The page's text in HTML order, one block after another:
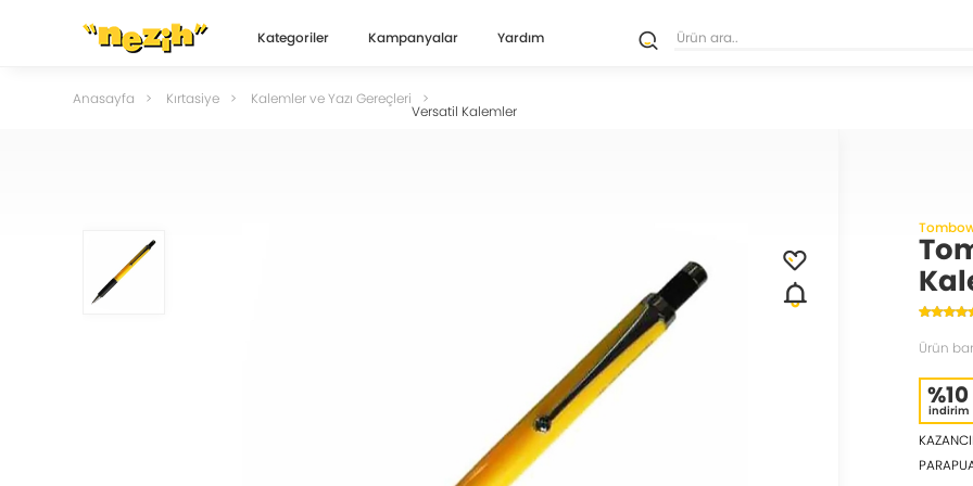
Kategoriler Kampanyalar Yardım
Anasayfa Kırtasiye Kalemler ve Yazı Gereçleri
Versatil Kalemler
Ürün
%10
indirim